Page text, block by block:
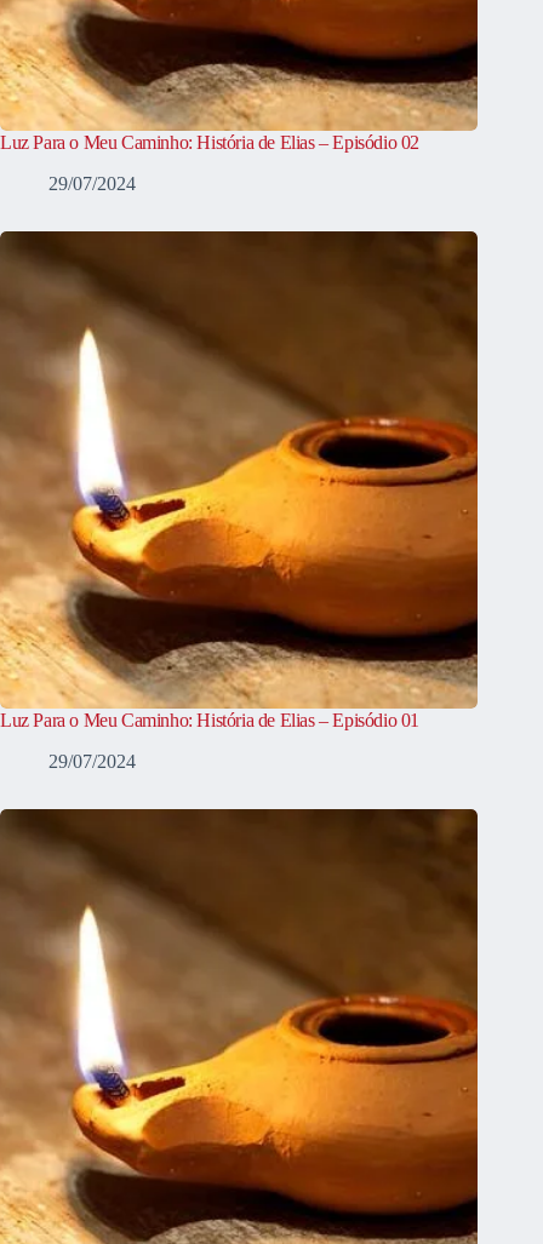
Luz Para o Meu Caminho: História de Elias – Episódio 02
29/07/2024
Luz Para o Meu Caminho: História de Elias – Episódio 01
29/07/2024